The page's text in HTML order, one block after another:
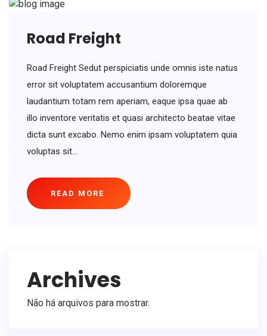
Road Freight
Road Freight Sedut perspiciatis unde omnis iste natus
error sit voluptatem accusantium doloremque
laudantium totam rem aperiam, eaque ipsa quae ab
illo inventore veritatis et quasi architecto beatae vitae
dicta sunt excabo. Nemo enim ipsam voluptatem quia
voluptas sit...
READ MORE
Archives
Não há arquivos para mostrar.